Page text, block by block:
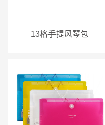
13格手提风琴包